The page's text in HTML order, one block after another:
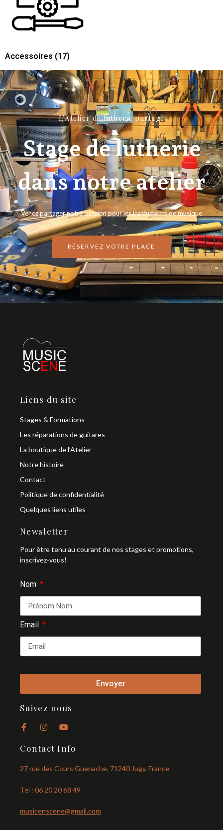
Accessoires (17)
L’Atelier de lutherie partagé
Stage de lutherie
dans notre atelier
Venez partager notre passion pour les instruments de musique
RÉSERVEZ VOTRE PLACE
Liens du site
Stages & Formations
Les réparations de guitares
La boutique de l’Atelier
Notre histoire
Contact
Politique de confidentialité
Quelques liens utiles
Newsletter
Pour être tenu au courant de nos stages et promotions,
inscrivez-vous!
Nom
Email
Envoyer
Suivez nous
Contact Info
27 rue des Cours Guenache, 71240 Jugy, France
Tel : 06 20 20 68 49
musicenscene@gmail.com